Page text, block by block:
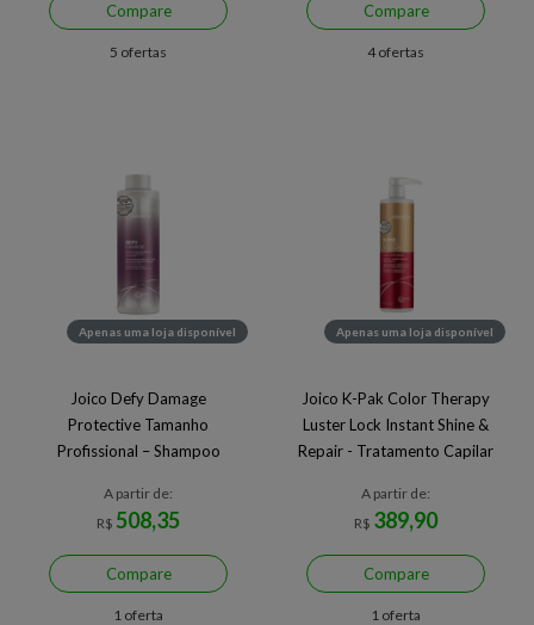
Compare
5 ofertas
Compare
4 ofertas
Apenas uma loja disponível
Joico Defy Damage
Protective Tamanho
Profissional – Shampoo
A partir de:
R$ 508,35
Compare
1 oferta
Apenas uma loja disponível
Joico K-Pak Color Therapy
Luster Lock Instant Shine &
Repair - Tratamento Capilar
A partir de:
R$ 389,90
Compare
1 oferta